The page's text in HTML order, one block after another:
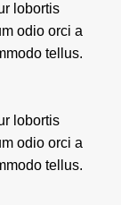
lobortis
odio orci a
tellus.
lobortis
odio orci a
tellus.